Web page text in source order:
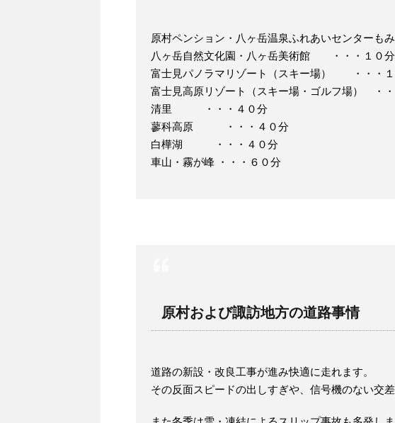
原村ペンション・八ヶ岳温泉ふれあいセンターも
八ヶ岳自然文化園・八ヶ岳美術館 ・・・１０分
富士見パノラマリゾート（スキー場） ・・・
富士見高原リゾート（スキー場・ゴルフ場） ・
清里 ・・・４０分
蓼科高原 ・・・４０分
白樺湖 ・・・４０分
車山・霧が峰 ・・・６０分
原村および諏訪地方の道路事情
道路の新設・改良工事が進み快適に走れます。
その反面スピードの出しすぎや、信号機のない交